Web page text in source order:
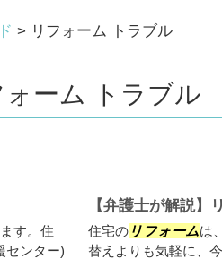
> リフォーム トラブル
ォーム トラブル
す。住
センター)
【弁護士が解説】
住宅のリフォームは
替えよりも気軽に、